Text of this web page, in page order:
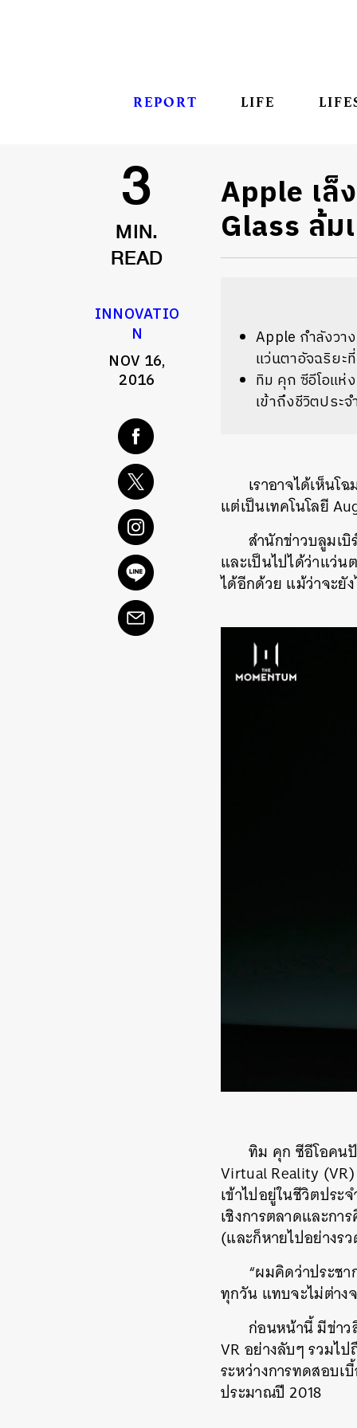
REPORT LIFE
3
MIN.
READ
INNOVATIO
N
NOV 16,
2016
Apple เล็
Glass ล้ม
Apple กำลังวา
แว่นตาอัจฉริยะ
ทิม คุก ซีอีโอแห่
เข้าถึงชีวิตประ
เราอาจได้เห็น
แต่เป็นเทคโนโลยี
สำนักข่าวบลูมเ
และเป็นไปได้ว่าแว่น
ได้อีกด้วย แม้ว่าจะยั
ทิม คุก ซีอีโอคน
Virtual Reality
เข้าไปอยู่ในชีวิตปร
เชิงการตลาดและกา
(และก็หายไปอย่างร
“ผมคิดว่าประช
ทุกวัน แทบจะไม่ต่าง
ก่อนหน้านี้ มีข่า
VR อย่างลับๆ รวมไ
ระหว่างการทดสอบเ
ประมาณปี 2018